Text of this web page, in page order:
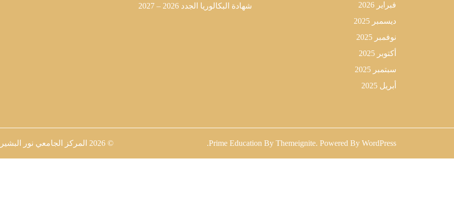
فبراير 2026
ديسمبر 2025
نوفمبر 2025
أكتوبر 2025
سبتمبر 2025
أبريل 2025
شهادة البكالوريا الجدد 2026 – 2027
© 2026 المركز الجامعي نور Prime Education By Themeignite. Powered By WordPress
.